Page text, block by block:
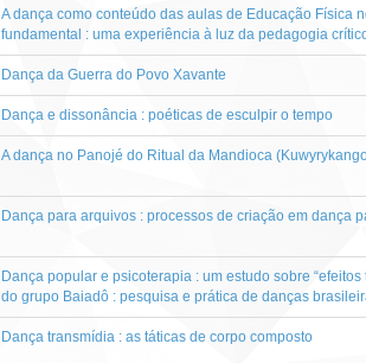
A dança como conteúdo das aulas de Educação Física
fundamental : uma experiência à luz da pedagogia
Dança da Guerra do Povo Xavante
Dança e dissonância : poéticas de esculpir o tempo
A dança no Panojé do Ritual da Mandioca
Dança para arquivos : processos de criação em dança
Dança popular e psicoterapia : um estudo sobre
do grupo Baiadô : pesquisa e prática de danças
Dança transmídia : as táticas de corpo composto